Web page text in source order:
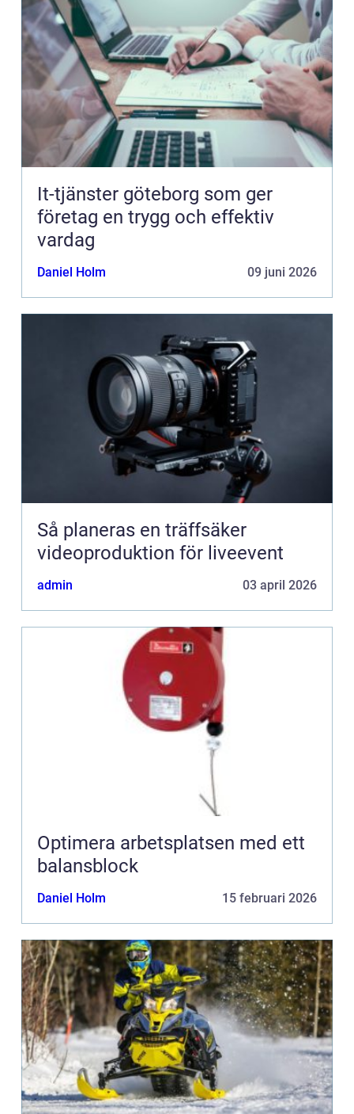
It-tjänster göteborg som ger
företag en trygg och effektiv
vardag
Daniel Holm 09 juni 2026
Så planeras en träffsäker
videoproduktion för liveevent
admin 03 april 2026
Optimera arbetsplatsen med ett
balansblock
Daniel Holm 15 februari 2026